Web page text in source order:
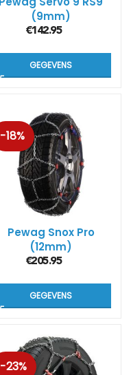
(9mm)
€142.95
GEGEVENS
-18%
Pewag Snox Pro
(12mm)
€205.95
GEGEVENS
-23%